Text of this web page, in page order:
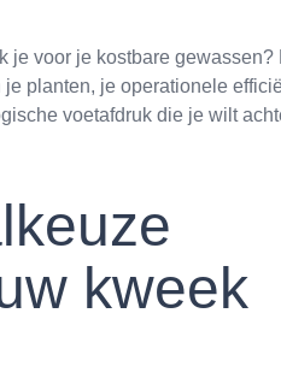
voor je kostbare
planten, je operationele
voetafdruk die je wilt
kweek